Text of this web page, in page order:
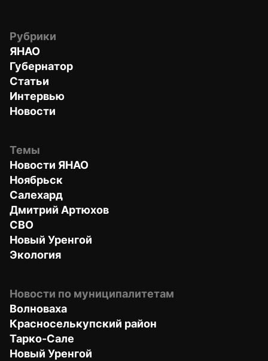
Рубрики
ЯНАО
Губернатор
Статьи
Интервью
Новости
Темы
Новости ЯНАО
Ноябрьск
Салехард
Дмитрий Артюхов
СВО
Новый Уренгой
Экология
Новости по муниципалитетам
Волноваха
Красноселькупский район
Тарко-Сале
Новый Уренгой